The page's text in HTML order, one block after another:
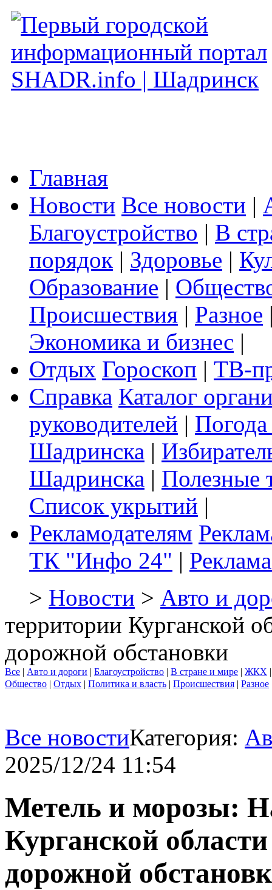
Главная
Новости Все новости |
Благоустройство | В
порядок | Здоровье |
Образование |
Происшествия | Разное
Экономика и бизнес |
Отдых Гороскоп | ТВ-
Справка Каталог
руководителей |
Шадринска |
Шадринска | Полезные
Список укрытий |
Рекламодателям
ТК "Инфо 24" |
> Новости > Авто и
территории Курганской
дорожной обстановки
Все | Авто и дороги | Благоустройство | В стране и мире | ЖКХ
Общество | Отдых | Политика и власть | Происшествия | Разное
Все новостиКатегория:
2025/12/24 11:54
Метель и морозы:
Курганской
дорожной